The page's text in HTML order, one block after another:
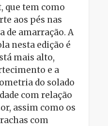
que tem como
aos pés nas
de amarração. A
nesta edição é
mais alto,
e a
do solado
com relação
assim como os
com